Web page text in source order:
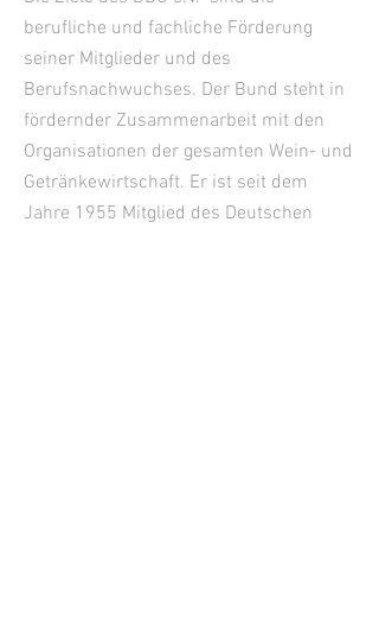
berufliche und fachliche Förderung
seiner Mitglieder und des
Berufsnachwuchses. Der Bund steht in
fördernder Zusammenarbeit mit den
Organisationen der gesamten Wein- und
Getränkewirtschaft. Er ist seit dem
Jahre 1955 Mitglied des Deutschen